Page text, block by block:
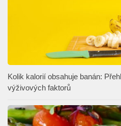
Kolik kalorií obsahuje banán:
výživových faktorů